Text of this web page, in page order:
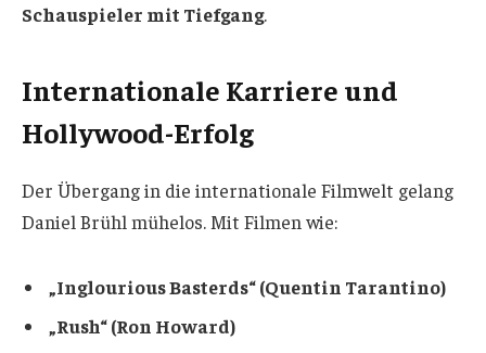
Schauspieler mit Tiefgang.
Internationale Karriere und
Hollywood-Erfolg
Der Übergang in die internationale Filmwelt gelang
Daniel Brühl mühelos. Mit Filmen wie:
„Inglourious Basterds“ (Quentin Tarantino)
„Rush“ (Ron Howard)